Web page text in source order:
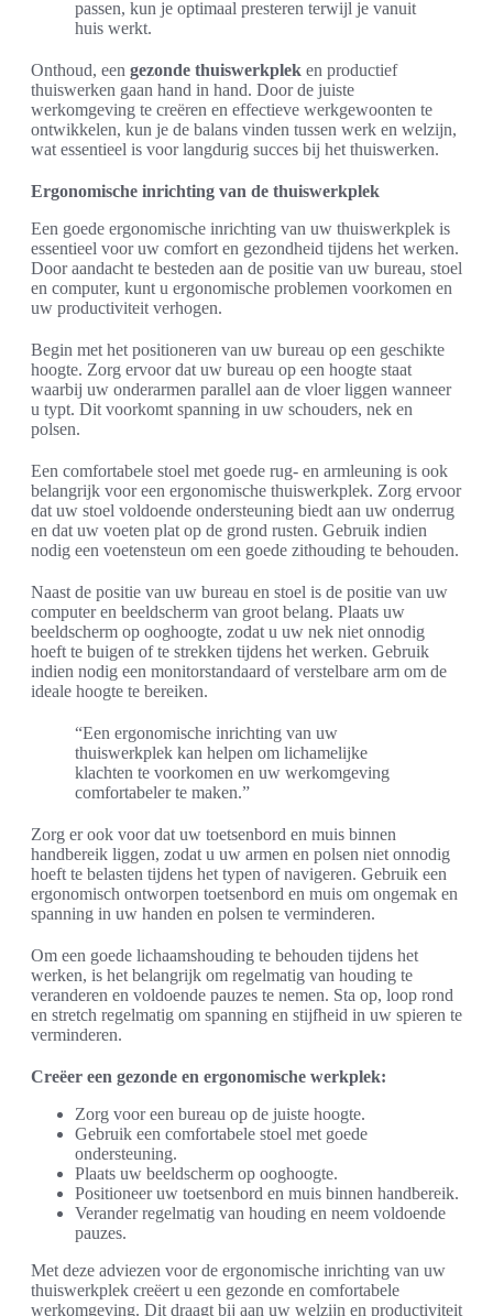
passen, kun je optimaal presteren terwijl je vanuit
huis werkt.
Onthoud, een gezonde thuiswerkplek en productief
thuiswerken gaan hand in hand. Door de juiste
werkomgeving te creëren en effectieve werkgewoonten te
ontwikkelen, kun je de balans vinden tussen werk en welzijn,
wat essentieel is voor langdurig succes bij het thuiswerken.
Ergonomische inrichting van de thuiswerkplek
Een goede ergonomische inrichting van uw thuiswerkplek is
essentieel voor uw comfort en gezondheid tijdens het werken.
Door aandacht te besteden aan de positie van uw bureau, stoel
en computer, kunt u ergonomische problemen voorkomen en
uw productiviteit verhogen.
Begin met het positioneren van uw bureau op een geschikte
hoogte. Zorg ervoor dat uw bureau op een hoogte staat
waarbij uw onderarmen parallel aan de vloer liggen wanneer
u typt. Dit voorkomt spanning in uw schouders, nek en
polsen.
Een comfortabele stoel met goede rug- en armleuning is ook
belangrijk voor een ergonomische thuiswerkplek. Zorg ervoor
dat uw stoel voldoende ondersteuning biedt aan uw onderrug
en dat uw voeten plat op de grond rusten. Gebruik indien
nodig een voetensteun om een goede zithouding te behouden.
Naast de positie van uw bureau en stoel is de positie van uw
computer en beeldscherm van groot belang. Plaats uw
beeldscherm op ooghoogte, zodat u uw nek niet onnodig
hoeft te buigen of te strekken tijdens het werken. Gebruik
indien nodig een monitorstandaard of verstelbare arm om de
ideale hoogte te bereiken.
“Een ergonomische inrichting van uw
thuiswerkplek kan helpen om lichamelijke
klachten te voorkomen en uw werkomgeving
comfortabeler te maken.”
Zorg er ook voor dat uw toetsenbord en muis binnen
handbereik liggen, zodat u uw armen en polsen niet onnodig
hoeft te belasten tijdens het typen of navigeren. Gebruik een
ergonomisch ontworpen toetsenbord en muis om ongemak en
spanning in uw handen en polsen te verminderen.
Om een goede lichaamshouding te behouden tijdens het
werken, is het belangrijk om regelmatig van houding te
veranderen en voldoende pauzes te nemen. Sta op, loop rond
en stretch regelmatig om spanning en stijfheid in uw spieren te
verminderen.
Creëer een gezonde en ergonomische werkplek:
Zorg voor een bureau op de juiste hoogte.
Gebruik een comfortabele stoel met goede
ondersteuning.
Plaats uw beeldscherm op ooghoogte.
Positioneer uw toetsenbord en muis binnen handbereik.
Verander regelmatig van houding en neem voldoende
pauzes.
Met deze adviezen voor de ergonomische inrichting van uw
thuiswerkplek creëert u een gezonde en comfortabele
werkomgeving. Dit draagt bij aan uw welzijn en productiviteit